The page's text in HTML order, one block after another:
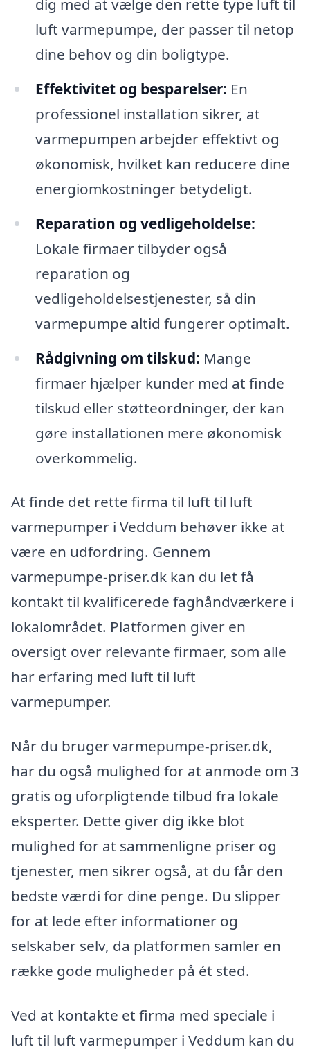
dig med at vælge den rette type luft til
luft varmepumpe, der passer til netop
dine behov og din boligtype.
Effektivitet og besparelser: En
professionel installation sikrer, at
varmepumpen arbejder effektivt og
økonomisk, hvilket kan reducere dine
energiomkostninger betydeligt.
Reparation og vedligeholdelse:
Lokale firmaer tilbyder også
reparation og
vedligeholdelsestjenester, så din
varmepumpe altid fungerer optimalt.
Rådgivning om tilskud: Mange
firmaer hjælper kunder med at finde
tilskud eller støtteordninger, der kan
gøre installationen mere økonomisk
overkommelig.
At finde det rette firma til luft til luft
varmepumper i Veddum behøver ikke at
være en udfordring. Gennem
varmepumpe-priser.dk kan du let få
kontakt til kvalificerede faghåndværkere i
lokalområdet. Platformen giver en
oversigt over relevante firmaer, som alle
har erfaring med luft til luft
varmepumper.
Når du bruger varmepumpe-priser.dk,
har du også mulighed for at anmode om 3
gratis og uforpligtende tilbud fra lokale
eksperter. Dette giver dig ikke blot
mulighed for at sammenligne priser og
tjenester, men sikrer også, at du får den
bedste værdi for dine penge. Du slipper
for at lede efter informationer og
selskaber selv, da platformen samler en
række gode muligheder på ét sted.
Ved at kontakte et firma med speciale i
luft til luft varmepumper i Veddum kan du